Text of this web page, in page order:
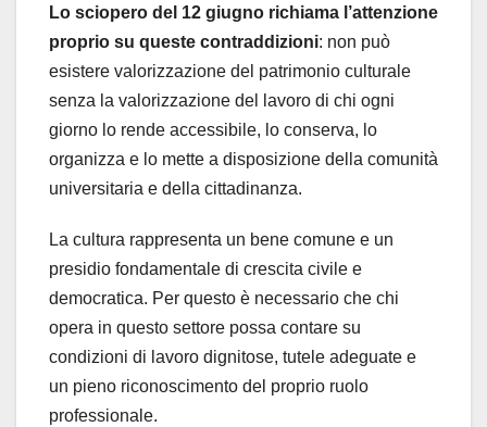
Lo sciopero del 12 giugno richiama l’attenzione
proprio su queste contraddizioni: non può
esistere valorizzazione del patrimonio culturale
senza la valorizzazione del lavoro di chi ogni
giorno lo rende accessibile, lo conserva, lo
organizza e lo mette a disposizione della comunità
universitaria e della cittadinanza.
La cultura rappresenta un bene comune e un
presidio fondamentale di crescita civile e
democratica. Per questo è necessario che chi
opera in questo settore possa contare su
condizioni di lavoro dignitose, tutele adeguate e
un pieno riconoscimento del proprio ruolo
professionale.